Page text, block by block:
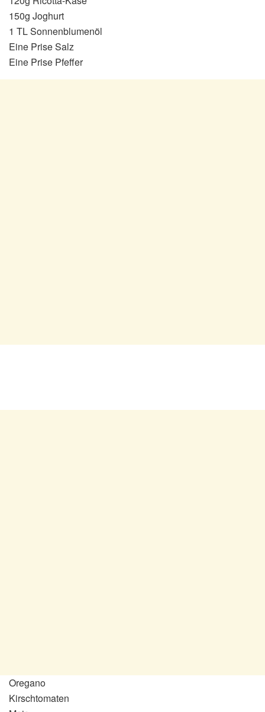
150g Joghurt
1 TL Sonnenblumenöl
Eine Prise Salz
Eine Prise Pfeffer
Oregano
Kirschtomaten